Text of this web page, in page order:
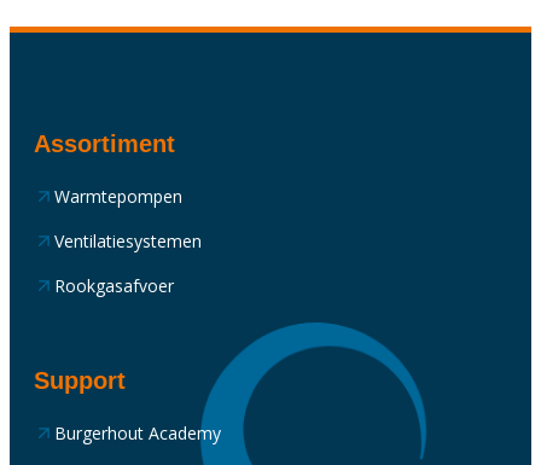
Assortiment
Warmtepompen
Ventilatiesystemen
Rookgasafvoer
Support
Burgerhout Academy